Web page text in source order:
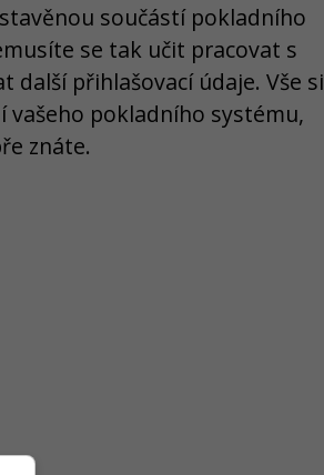
součástí pokladního
se tak učit pracovat s
další přihlašovací údaje. Vše si
pokladního systému,
znáte.